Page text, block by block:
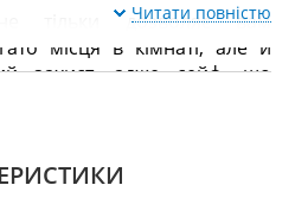
тільки дозволяє вам
місця в кімнаті, але й
захист, адже сейф, що
сейфів, що
Читати повністю